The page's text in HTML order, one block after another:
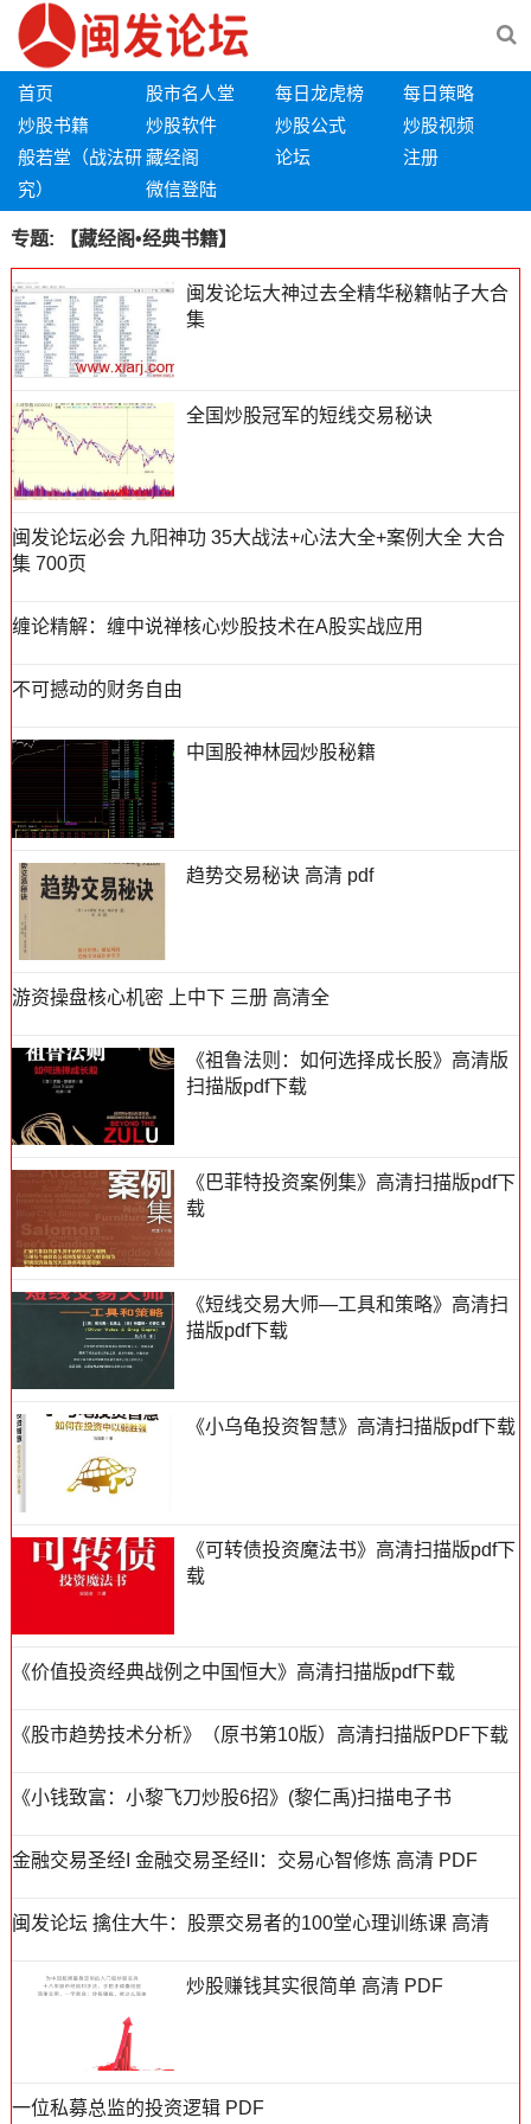
首页 股市名人堂 每日龙虎榜
每日策略
炒股书籍
炒股软件 炒股公式
炒股视频
般若堂（战法研
究）
藏经阁 论坛
注册
微信登陆
专题: 【藏经阁•经典书籍】
闽发论坛大神过去全精华秘籍帖子大合
集
全国炒股冠军的短线交易秘诀
闽发论坛必会 九阳神功 35大战法+心法大全+案例大全 大合
集 700页
缠论精解：缠中说禅核心炒股技术在A股实战应用
不可撼动的财务自由
中国股神林园炒股秘籍
趋势交易秘诀 高清 pdf
游资操盘核心机密 上中下 三册 高清全
《祖鲁法则：如何选择成长股》高清版
扫描版pdf下载
《巴菲特投资案例集》高清扫描版pdf下
载
《短线交易大师—工具和策略》高清扫
描版pdf下载
《小乌龟投资智慧》高清扫描版pdf下载
《可转债投资魔法书》高清扫描版pdf下
载
《价值投资经典战例之中国恒大》高清扫描版pdf下载
《股市趋势技术分析》（原书第10版）高清扫描版PDF下载
《小钱致富：小黎飞刀炒股6招》(黎仁禹)扫描电子书
金融交易圣经I 金融交易圣经II：交易心智修炼 高清 PDF
闽发论坛 擒住大牛：股票交易者的100堂心理训练课 高清
炒股赚钱其实很简单 高清 PDF
一位私募总监的投资逻辑 PDF